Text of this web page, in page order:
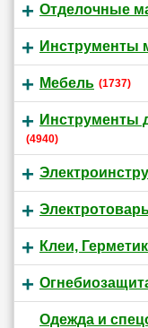
Отделочные
Инструменты
Мебель (1737)
Инструменты
(4940)
Клеи,
Одежда и